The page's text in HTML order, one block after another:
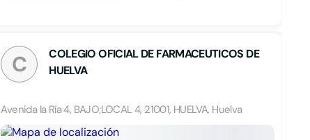
C
COLEGIO OFICIAL DE FARMACEUTICOS DE
HUELVA
Avenida la Ría 4, BAJO;LOCAL 4, 21001, HUELVA, Huelva